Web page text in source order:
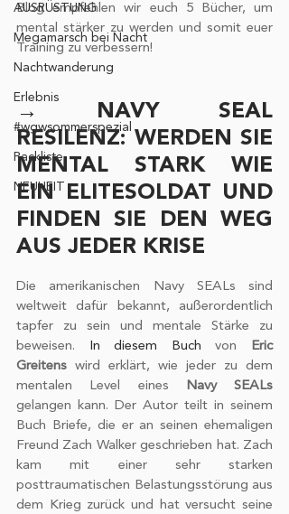
AUSRÜSTUNG
Megamarsch bei Nacht
Nachtwanderung
Erlebnis
#wgwsommerspezial
Packliste
NEUHEIT
Blog empfehlen wir euch 5 Bücher, um
mental stärker zu werden und somit euer
Training zu verbessern!
→ NAVY SEAL
RESILENZ: WERDEN SIE
MENTAL STARK WIE
EIN ELITESOLDAT UND
FINDEN SIE DEN WEG
AUS JEDER KRISE
Die amerikanischen Navy SEALs sind
weltweit dafür bekannt, außerordentlich
tapfer zu sein und mentale Stärke zu
beweisen. In diesem Buch von Eric
Greitens wird erklärt, wie jeder zu dem
mentalen Level eines Navy SEALs
gelangen kann. Der Autor teilt in seinem
Buch Briefe, die er an seinen ehemaligen
Freund Zach Walker geschrieben hat. Zach
kam mit einer sehr starken
posttraumatischen Belastungsstörung aus
dem Krieg zurück und hat versucht seine